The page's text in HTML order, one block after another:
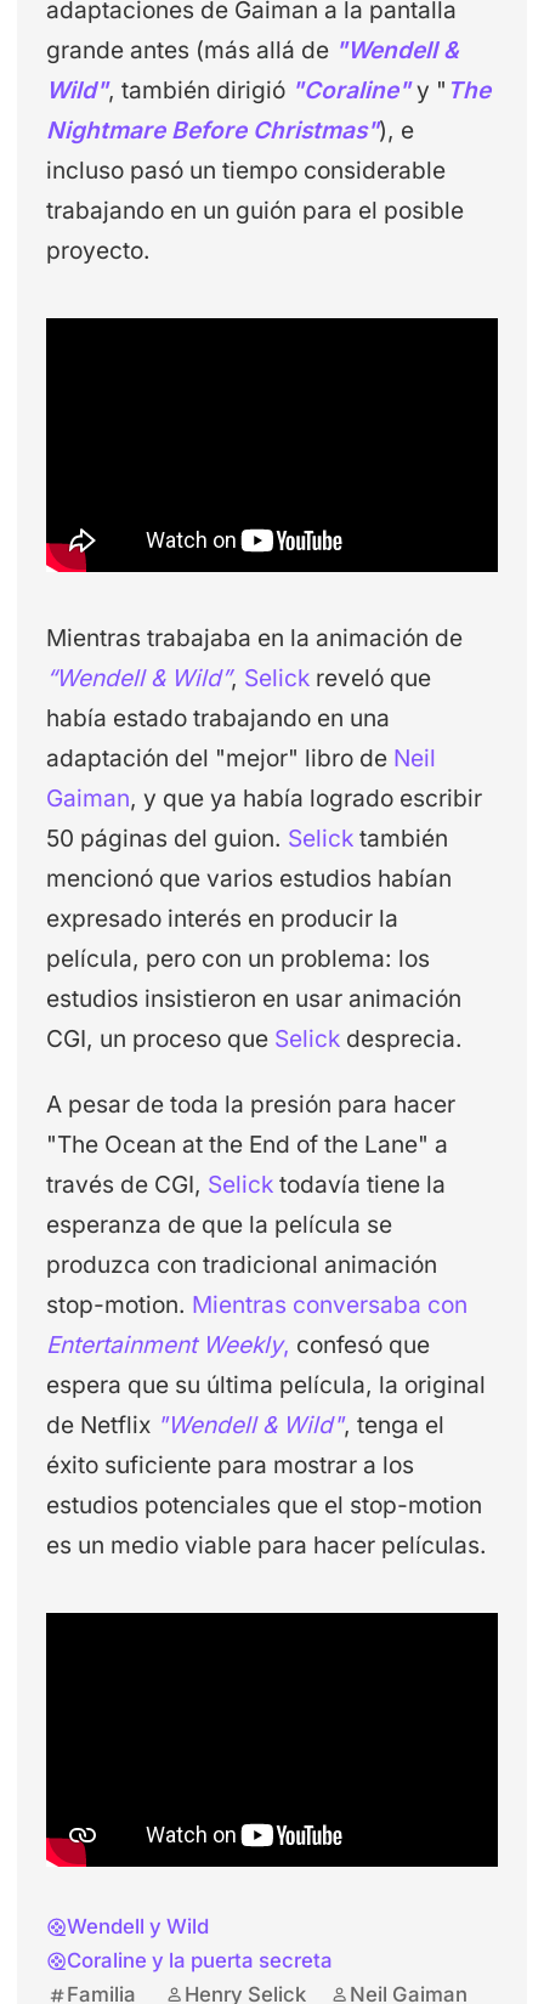
adaptaciones de Gaiman a la pantalla
grande antes (más allá de "Wendell &
Wild", también dirigió "Coraline"y " The
Nightmare Before Christmas"), e
incluso pasó un tiempo considerable
trabajando en un guión para el posible
proyecto.
Mientras trabajaba en la animación de
“Wendell & Wild”, Selick reveló que
había estado trabajando en una
adaptación del "mejor" libro de Neil
Gaiman, y que ya había logrado escribir
50 páginas del guion. Selicktambién
mencionó que varios estudios habían
expresado interés en producir la
película, pero con un problema: los
estudios insistieron en usar animación
CGI, un proceso que Selick desprecia.
A pesar de toda la presión para hacer
"The Ocean at the End of the Lane" a
través de CGI, Selicktodavía tiene la
esperanza de que la película se
produzca con tradicional animación
stop-motion. Mientras conversaba con
Entertainment Weekly, confesó que
espera que su última película, la original
de Netflix "Wendell & Wild", tenga el
éxito suficiente para mostrar a los
estudios potenciales que el stop-motion
es un medio viable para hacer películas.
Wendell y Wild
Coraline y la puerta secreta
Familia
Henry Selick Neil Gaiman